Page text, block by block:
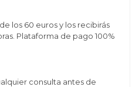
los 60 euros y los recibirás
Plataforma de pago 100%
consulta antes de